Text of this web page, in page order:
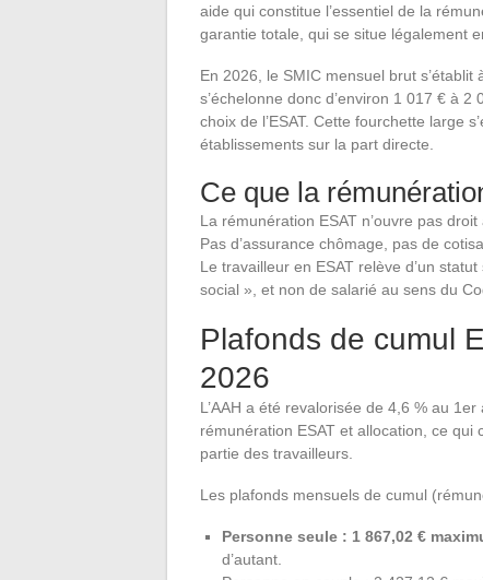
aide qui constitue l’essentiel de la
garantie totale, qui se situe légalement
En 2026, le SMIC mensuel brut
s’échelonne donc d’environ 1 017 € à
choix de l’ESAT. Cette fourchette large
établissements sur la part directe.
Ce que la
La rémunération ESAT n’ouvre pas
Pas d’assurance chômage, pas de
Le travailleur en ESAT relève d’un
social », et non de salarié au sens du
Plafonds de cumul
2026
L’AAH a été revalorisée de 4,6 % au
rémunération ESAT et allocation, ce
partie des travailleurs.
Les plafonds mensuels de cumul
Personne seule : 1 867,02 €
d’autant.